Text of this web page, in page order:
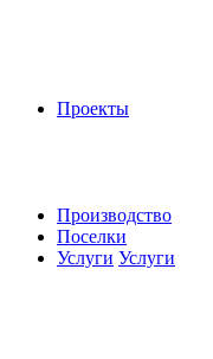
Проекты
Производство
Поселки
Услуги Услуги